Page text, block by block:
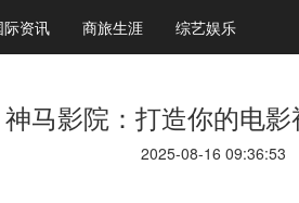
际资讯 商旅生涯 综艺娱乐
神马影院：打造你的电
2025-08-16 09:36:53